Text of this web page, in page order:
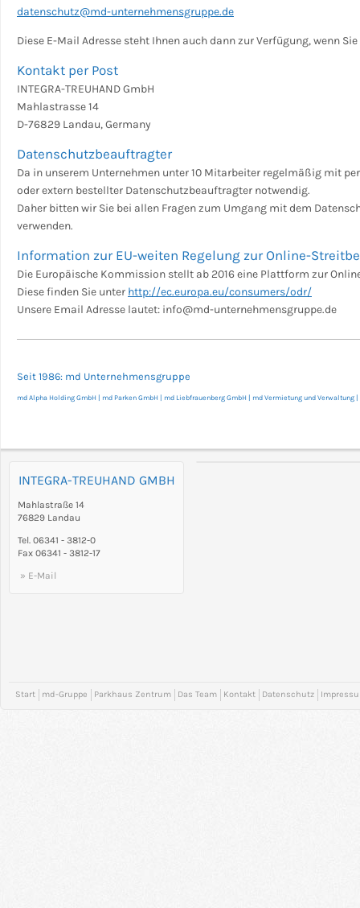
datenschutz@md-unternehmensgruppe.de
Diese E-Mail Adresse steht Ihnen auch dann zur Verfügung, wenn
Kontakt per Post
INTEGRA-TREUHAND GmbH
Mahlastrasse 14
D-76829 Landau, Germany
Datenschutzbeauftragter
Da in unserem Unternehmen unter 10 Mitarbeiter regelmäßig mit
oder extern bestellter Datenschutzbeauftragter notwendig.
Daher bitten wir Sie bei allen Fragen zum Umgang mit dem
verwenden.
Information zur EU-weiten Regelung zur Online-
Die Europäische Kommission stellt ab 2016 eine Plattform zur
Diese finden Sie unter http://ec.europa.eu/consumers/odr/
Unsere Email Adresse lautet: info@md-unternehmensgruppe.de
Seit 1986: md Unternehmensgruppe
md Alpha Holding GmbH | md Parken GmbH | md Liebfrauenberg GmbH | md Vermietung und Verwaltung |
INTEGRA-TREUHAND GMBH
Mahlastraße 14
76829 Landau
Tel. 06341 - 3812-0
Fax 06341 - 3812-17
» E-Mail
Start md-Gruppe Parkhaus Zentrum Das Team Kontakt Datenschutz